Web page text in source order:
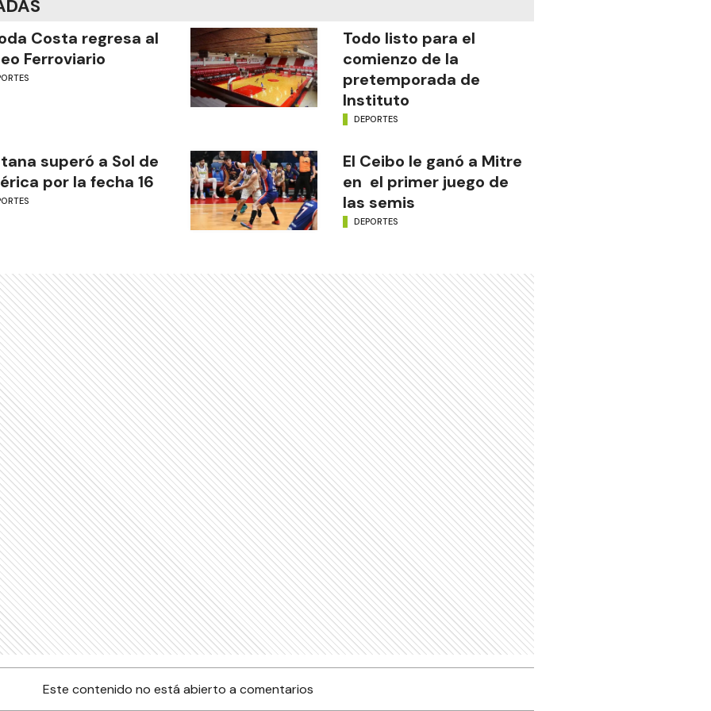
Costa regresa al
Ferroviario
Todo listo para el
comienzo de la
pretemporada de
Instituto
DEPORTES
superó a Sol de
por la fecha 16
El Ceibo le ganó a Mitre
en el primer juego de
las semis
DEPORTES
Este contenido no está abierto a comentarios